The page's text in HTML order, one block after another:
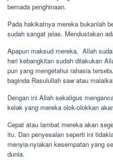
bernada penghinaan.
Pada hakikatnya mereka bukanlah
sudah sangat jelas. Mendustakan
Apapun maksud mereka, Allah
hari kebangkitan sudah dilakukan
pun yang mengetahui rahasia
baginda Rasulullah saw atau
Dengan ini Allah sekaligus
kelak yang mereka olok-olokkan
Cepat atau lambat mereka akan
itu. Dan penyesalan seperti ini
menyia-nyiakan kesempatan yang
dunia.